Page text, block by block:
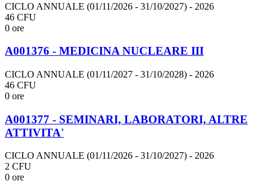
CICLO ANNUALE (01/11/2026 - 31/10/2027) - 2026
46 CFU
0 ore
A001376 - MEDICINA NUCLEARE III
CICLO ANNUALE (01/11/2027 - 31/10/2028) - 2026
46 CFU
0 ore
A001377 - SEMINARI, LABORATORI, ALTRE
ATTIVITA'
CICLO ANNUALE (01/11/2026 - 31/10/2027) - 2026
2 CFU
0 ore